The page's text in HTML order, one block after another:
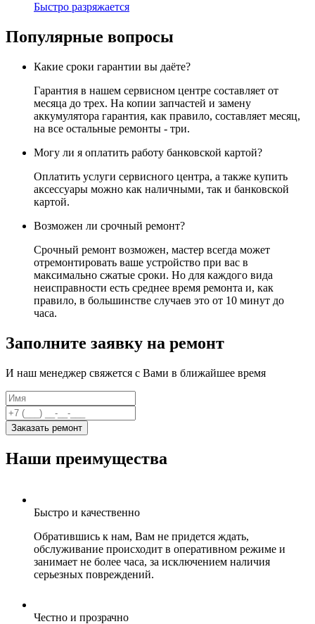
Быстро разряжается
Популярные вопросы
Какие сроки гарантии вы даёте?
Гарантия в нашем сервисном центре составляет от
месяца до трех. На копии запчастей и замену
аккумулятора гарантия, как правило, составляет месяц,
на все остальные ремонты - три.
Могу ли я оплатить работу банковской картой?
Оплатить услуги сервисного центра, а также купить
аксессуары можно как наличными, так и банковской
картой.
Возможен ли срочный ремонт?
Срочный ремонт возможен, мастер всегда может
отремонтировать ваше устройство при вас в
максимально сжатые сроки. Но для каждого вида
неисправности есть среднее время ремонта и, как
правило, в большинстве случаев это от 10 минут до
часа.
Заполните заявку на ремонт
И наш менеджер свяжется с Вами в ближайшее время
Заказать ремонт
Наши преимущества
Быстро и качественно
Обратившись к нам, Вам не придется ждать,
обслуживание происходит в оперативном режиме и
занимает не более часа, за исключением наличия
серьезных повреждений.
Честно и прозрачно